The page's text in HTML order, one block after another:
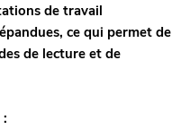
de travail
ce qui permet de
de lecture et de